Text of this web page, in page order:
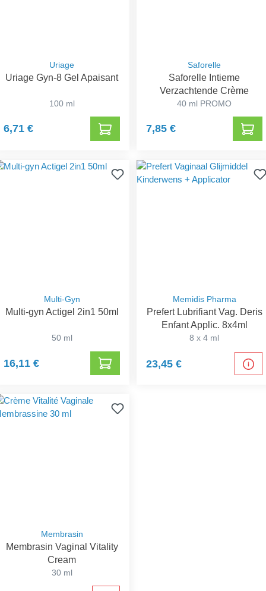
Uriage
Uriage Gyn-8 Gel Apaisant
100 ml
6,71 €
Saforelle
Saforelle Intieme
Verzachtende Crème
40 ml PROMO
7,85 €
Multi-Gyn
Multi-gyn Actigel 2in1 50ml
50 ml
16,11 €
Memidis Pharma
Prefert Lubrifiant Vag. Deris
Enfant Applic. 8x4ml
8 x 4 ml
23,45 €
Membrasin
Membrasin Vaginal Vitality
Cream
30 ml